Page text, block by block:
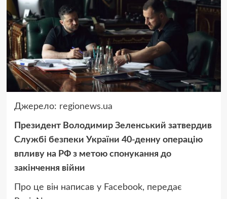
Джерело: regionews.ua
Президент Володимир Зеленський затвердив
Службі безпеки України 40-денну операцію
впливу на РФ з метою спонукання до
закінчення війни
Про це він написав у Facebook, передає